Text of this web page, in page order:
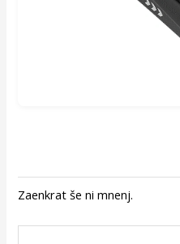
Zaenkrat še ni mnenj.